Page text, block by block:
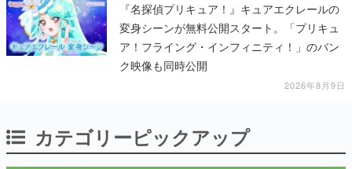
『名探偵プリキュア！』キュアエクレールの
変身シーンが無料公開スタート。「プリキュ
ア！フライング・インフィニティ！」のバン
ク映像も同時公開
2026年8月9日
カテゴリーピックアップ